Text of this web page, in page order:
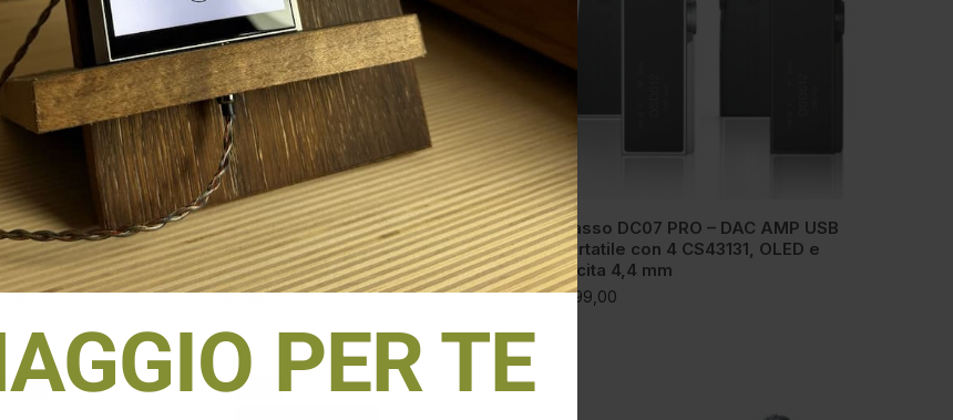
– DAC e
Cuffie USB di
EX-DEMO
iBasso Nunchaku – DAC AMP USB
valvolare con doppio CS43198,
JAN6418 e uscita 4,4 mm
€299,00
iBasso DC07 PRO – DAC AMP USB
portatile con 4 CS43131, OLED e
uscita 4,4 mm
€199,00
-30%
i cookie per migliorare la tua esperienza di
Navigando questo sito sei d'accordo con
degli stessi.
Impostazioni OK
PER TE